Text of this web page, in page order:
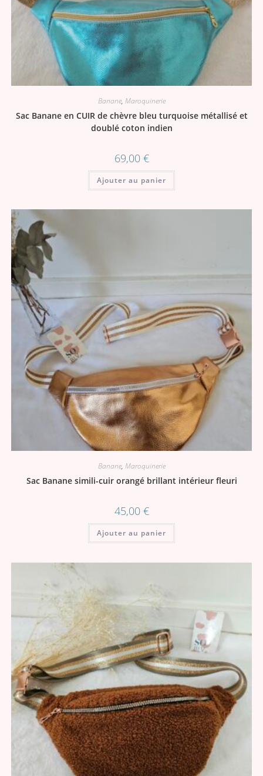
Banane, Maroquinerie
Sac Banane en CUIR de chèvre bleu turquoise métallisé et
doublé coton indien
69,00 €
Ajouter au panier
Banane, Maroquinerie
Sac Banane simili-cuir orangé brillant intérieur fleuri
45,00 €
Ajouter au panier